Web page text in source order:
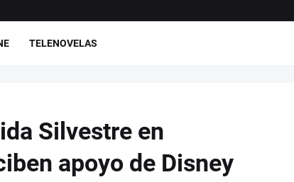
TELENOVELAS
Silvestre en
apoyo de Disney